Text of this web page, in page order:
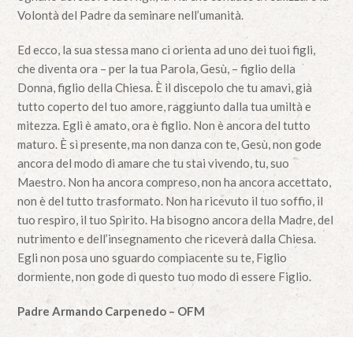
Volontà del Padre da seminare nell’umanità.
Ed ecco, la sua stessa mano ci orienta ad uno dei tuoi figli,
che diventa ora – per la tua Parola, Gesù, – figlio della
Donna, figlio della Chiesa. È il discepolo che tu amavi, già
tutto coperto del tuo amore, raggiunto dalla tua umiltà e
mitezza. Egli è amato, ora è figlio. Non è ancora del tutto
maturo. È sì presente, ma non danza con te, Gesù, non gode
ancora del modo di amare che tu stai vivendo, tu, suo
Maestro. Non ha ancora compreso, non ha ancora accettato,
non è del tutto trasformato. Non ha ricevuto il tuo soffio, il
tuo respiro, il tuo Spirito. Ha bisogno ancora della Madre, del
nutrimento e dell’insegnamento che riceverà dalla Chiesa.
Egli non posa uno sguardo compiacente su te, Figlio
dormiente, non gode di questo tuo modo di essere Figlio.
Padre Armando Carpenedo – OFM